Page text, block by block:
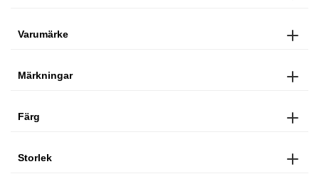
Varumärke
Märkningar
Färg
Storlek